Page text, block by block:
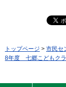
トップページ > 市民セ
8年度 七郷こどもク